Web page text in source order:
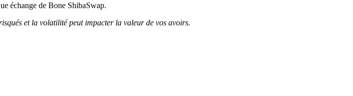
échange de Bone ShibaSwap.
et la volatilité peut impacter la valeur de vos avoirs.